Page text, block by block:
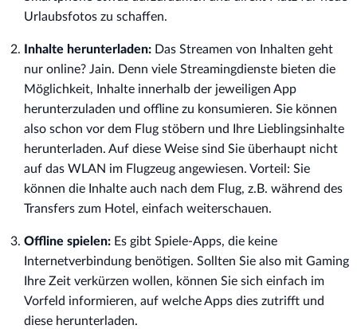
Urlaubsfotos zu schaffen.
Inhalte herunterladen: Das Streamen von Inhalten geht
nur online? Jain. Denn viele Streamingdienste bieten die
Möglichkeit, Inhalte innerhalb der jeweiligen App
herunterzuladen und offline zu konsumieren. Sie können
also schon vor dem Flug stöbern und Ihre Lieblingsinhalte
herunterladen. Auf diese Weise sind Sie überhaupt nicht
auf das WLAN im Flugzeug angewiesen. Vorteil: Sie
können die Inhalte auch nach dem Flug, z.B. während des
Transfers zum Hotel, einfach weiterschauen.
Offline spielen: Es gibt Spiele-Apps, die keine
Internetverbindung benötigen. Sollten Sie also mit Gaming
Ihre Zeit verkürzen wollen, können Sie sich einfach im
Vorfeld informieren, auf welche Apps dies zutrifft und
diese herunterladen.